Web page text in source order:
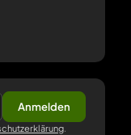
Anmelden